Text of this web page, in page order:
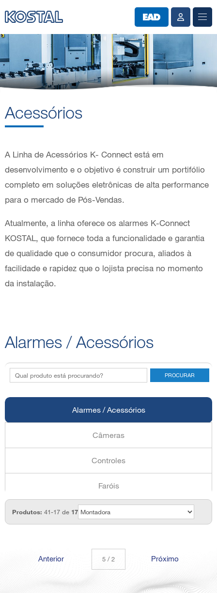
Acessórios
A Linha de Acessórios K- Connect está em
desenvolvimento e o objetivo é construir um portifólio
completo em soluções eletrônicas de alta performance
para o mercado de Pós-Vendas.
Atualmente, a linha oferece os alarmes K-Connect
KOSTAL, que fornece toda a funcionalidade e garantia
de qualidade que o consumidor procura, aliados à
facilidade e rapidez que o lojista precisa no momento
da instalação.
Alarmes / Acessórios
Alarmes / Acessórios
Câmeras
Controles
Faróis
Levantadores de Vidro
Outros
Produtos: 41-17 de 17
Anterior Próximo
5 / 2